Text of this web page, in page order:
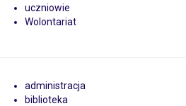
uczniowie
Wolontariat
administracja
biblioteka